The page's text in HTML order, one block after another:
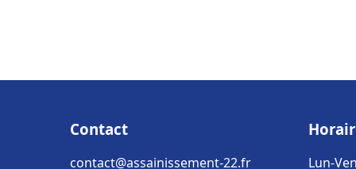
Contact
contact@assainissement-22.fr Lun-